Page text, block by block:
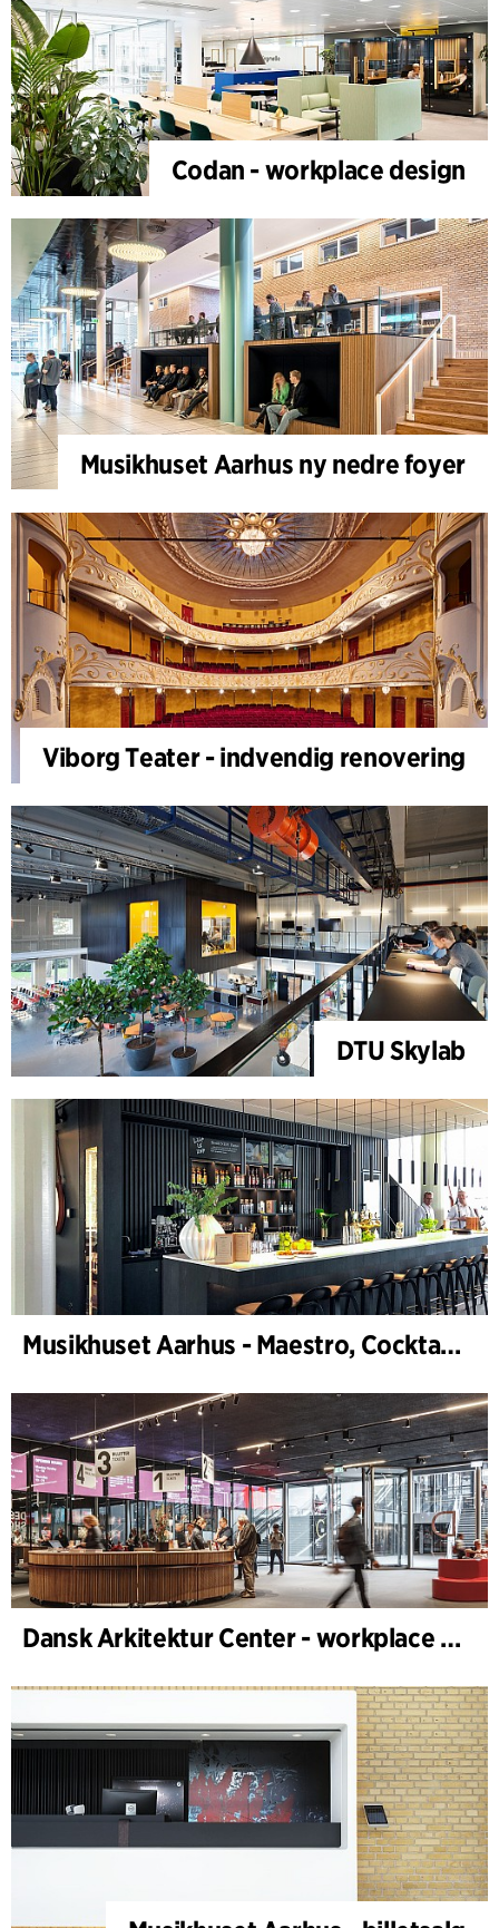
Codan - workplace design
Musikhuset Aarhus ny nedre foyer
Viborg Teater - indvendig renovering
DTU Skylab
Musikhuset Aarhus - Maestro, Cocktailbar
Dansk Arkitektur Center - workplace design